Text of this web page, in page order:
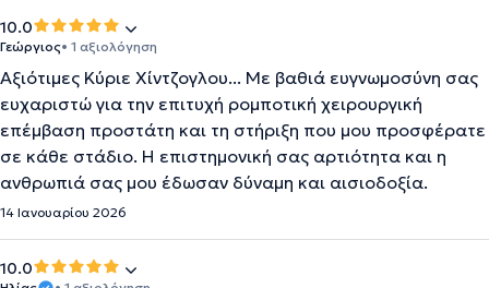
10.0
Γεώργιος• 1 αξιολόγηση
Αξιότιμες Κύριε Χίντζογλου... Με βαθιά ευγνωμοσύνη σας
ευχαριστώ για την επιτυχή ρομποτική χειρουργική
επέμβαση προστάτη και τη στήριξη που μου προσφέρατε
σε κάθε στάδιο. Η επιστημονική σας αρτιότητα και η
ανθρωπιά σας μου έδωσαν δύναμη και αισιοδοξία.
14 Ιανουαρίου 2026
10.0